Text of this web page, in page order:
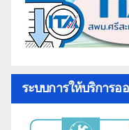
ระบบการให้บริการอ